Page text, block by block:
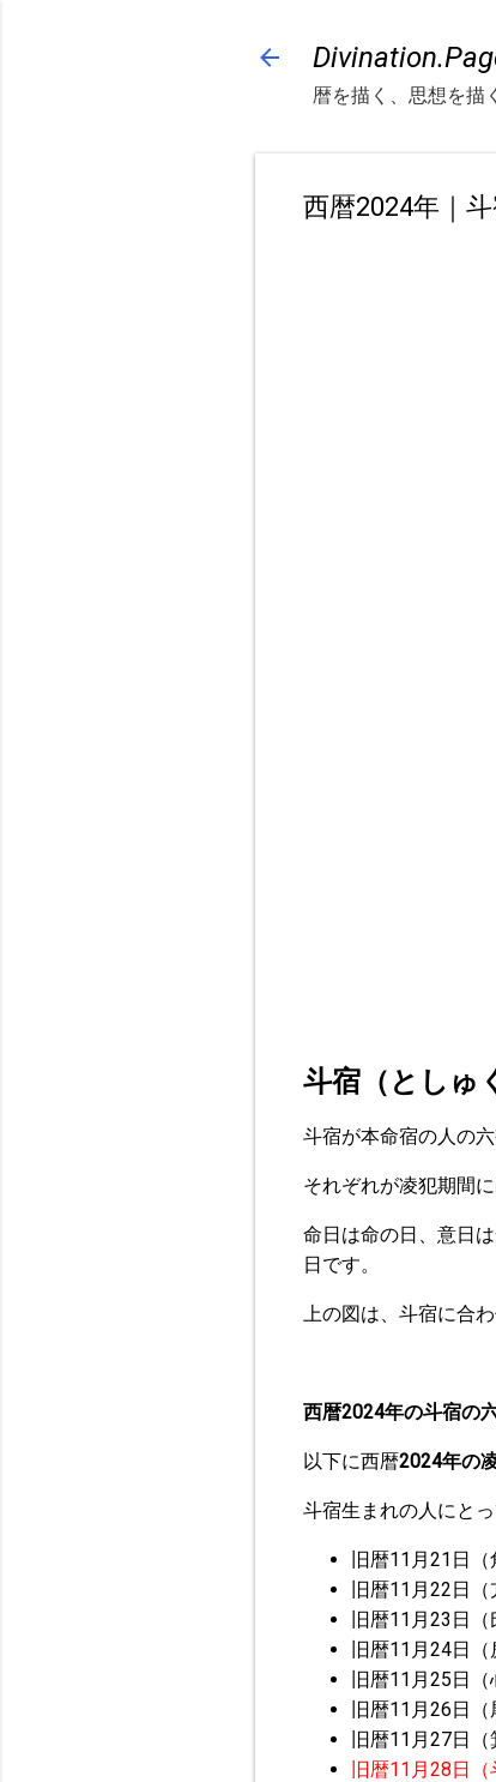
暦を描く、思想を描
西暦2024年｜
斗宿（としゅ
斗宿が本命宿の人の六
それぞれが凌犯期間
命日は命の日、意日
日です。
上の図は、斗宿に合
西暦2024年の斗宿の
以下に西暦2024年の
斗宿生まれの人にと
旧暦11月21日（
旧暦11月22日（
旧暦11月23日（
旧暦11月24日（
旧暦11月25日（
旧暦11月26日（
旧暦11月27日（
旧暦11月28日（